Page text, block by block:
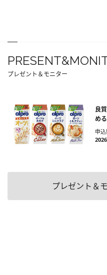
プレゼント＆モニター
良
め
申
プレゼント＆